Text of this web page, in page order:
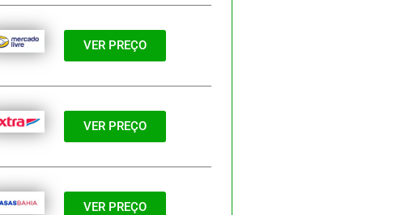
VER PREÇO
VER PREÇO
VER PREÇO